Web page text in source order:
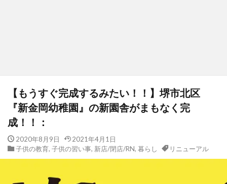
【もうすぐ完成するみたい！！】堺市北区
『新金岡幼稚園』の新園舎がまもなく完
成！！：
2020年8月9日
2021年4月1日
子供の教育, 子供の習い事, 新店/閉店/RN, 暮らし リニューアル